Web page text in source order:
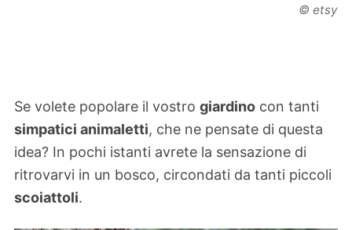
© etsy
Se volete popolare il vostro giardino con tanti
simpatici animaletti, che ne pensate di questa
idea? In pochi istanti avrete la sensazione di
ritrovarvi in un bosco, circondati da tanti piccoli
scoiattoli.